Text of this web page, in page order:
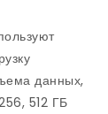
данных,
512 ГБ